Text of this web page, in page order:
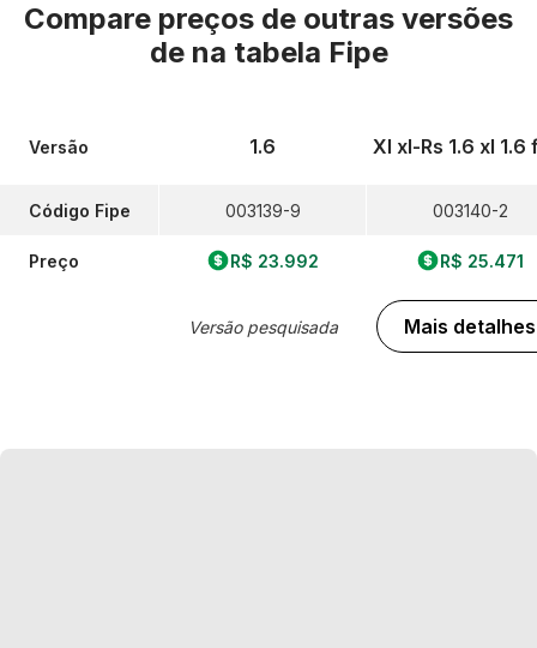
Compare preços de outras versões
de na tabela Fipe
Versão
Código Fipe
Preço
1.6
003139-9
R$ 23.992
Versão pesquisada
Xl xl-Rs 1.6 xl 1.6
003140-2
R$ 25.471
Mais detalhes